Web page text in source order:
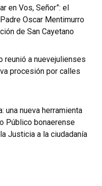
en Vos, Señor”: el
Oscar Mentimurro
de San Cayetano
reunió a nuevejulienses
procesión por calles
una nueva herramienta
Público bonaerense
Justicia a la ciudadanía